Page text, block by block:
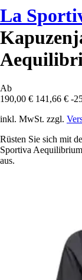
La
Ab
190,00 € 141,66 € -
inkl. MwSt. zzgl.
Rüsten Sie sich mit
Sportiva
aus.